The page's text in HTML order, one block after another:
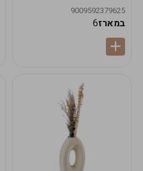
9009592379625
במארז6